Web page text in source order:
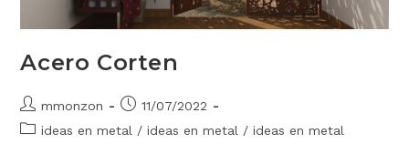
Acero Corten
mmonzon
11/07/2022
ideas en metal / ideas en metal / ideas en metal